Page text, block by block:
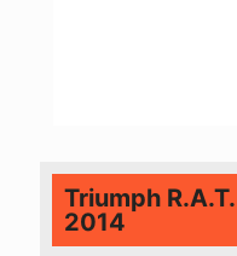
Triumph
2014